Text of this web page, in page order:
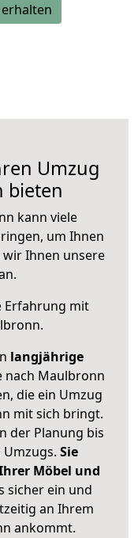
Umzug
bieten
kann viele
um Ihnen
wir Ihnen unsere
Erfahrung mit
.
langjährige
nach Maulbronn
die ein Umzug
mit sich bringt.
der Planung bis
Sie
Möbel und
sicher ein und
an Ihrem
ankommt.